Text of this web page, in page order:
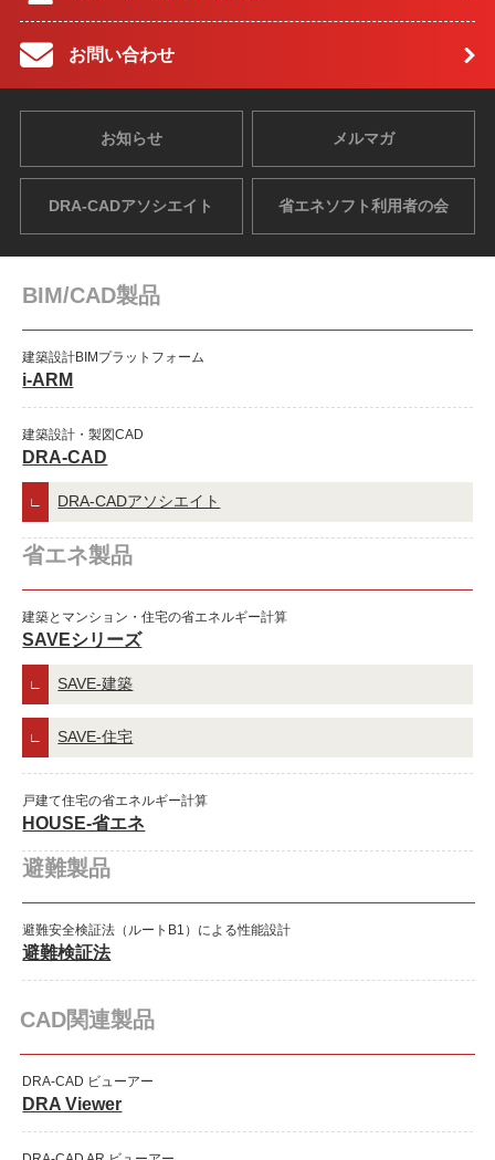
お問い合わせ
お知らせ メルマガ
DRA-CADアソシエイト 省エネソフト利用者の会
BIM/CAD製品
建築設計BIMプラットフォーム
i-ARM
建築設計・製図CAD
DRA-CAD
DRA-CADアソシエイト
省エネ製品
建築とマンション・住宅の省エネルギー計算
SAVEシリーズ
SAVE-建築
SAVE-住宅
戸建て住宅の省エネルギー計算
HOUSE-省エネ
避難製品
避難安全検証法（ルートB1）による性能設計
避難検証法
CAD関連製品
DRA-CAD ビューアー
DRA Viewer